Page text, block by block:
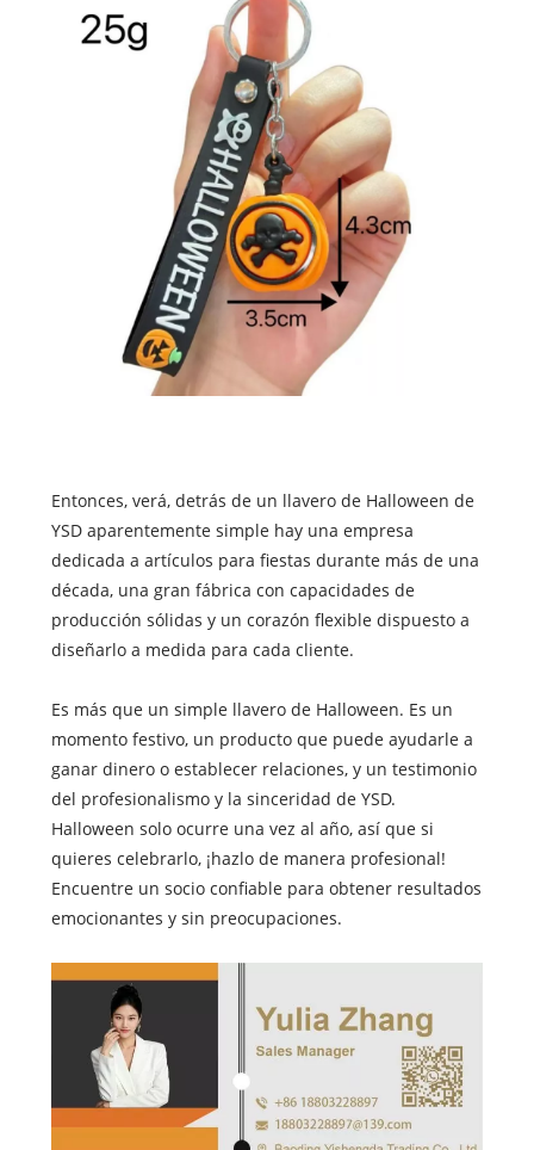
Entonces, verá, detrás de un llavero de Halloween de
YSD aparentemente simple hay una empresa
dedicada a artículos para fiestas durante más de una
década, una gran fábrica con capacidades de
producción sólidas y un corazón flexible dispuesto a
diseñarlo a medida para cada cliente.
Es más que un simple llavero de Halloween. Es un
momento festivo, un producto que puede ayudarle a
ganar dinero o establecer relaciones, y un testimonio
del profesionalismo y la sinceridad de YSD.
Halloween solo ocurre una vez al año, así que si
quieres celebrarlo, ¡hazlo de manera profesional!
Encuentre un socio confiable para obtener resultados
emocionantes y sin preocupaciones.